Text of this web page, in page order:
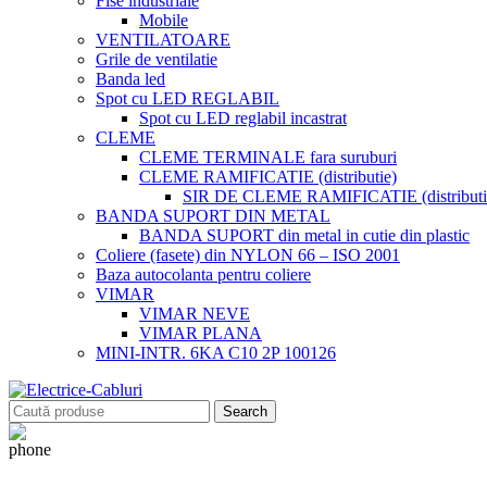
Mobile
VENTILATOARE
Grile de ventilatie
Banda led
Spot cu LED REGLABIL
Spot cu LED reglabil incastrat
CLEME
CLEME TERMINALE fara suruburi
CLEME RAMIFICATIE (distributie)
SIR DE CLEME RAMIFICATIE
BANDA SUPORT DIN METAL
BANDA SUPORT din metal in cutie din plastic
Coliere (fasete) din NYLON 66 – ISO 2001
Baza autocolanta pentru coliere
VIMAR
VIMAR NEVE
VIMAR PLANA
MINI-INTR. 6KA C10 2P 100126
Search